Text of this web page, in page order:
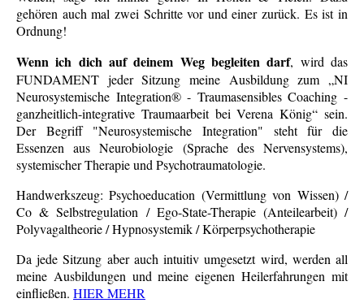
gehören auch mal zwei Schritte vor und einer zurück. Es ist in
Ordnung!
Wenn ich dich auf deinem Weg begleiten darf, wird das
FUNDAMENT jeder Sitzung meine Ausbildung zum „NI
Neurosystemische Integration® - Traumasensibles Coaching -
ganzheitlich-integrative Traumaarbeit bei Verena König“ sein.
Der Begriff "Neurosystemische Integration" steht für die
Essenzen aus Neurobiologie (Sprache des Nervensystems),
systemischer Therapie und Psychotraumatologie.
Handwerkszeug: Psychoeducation (Vermittlung von Wissen) /
Co & Selbstregulation / Ego-State-Therapie (Anteilearbeit) /
Polyvagaltheorie / Hypnosystemik / Körperpsychotherapie
Da jede Sitzung aber auch intuitiv umgesetzt wird, werden all
meine Ausbildungen und meine eigenen Heilerfahrungen mit
einfließen. HIER MEHR